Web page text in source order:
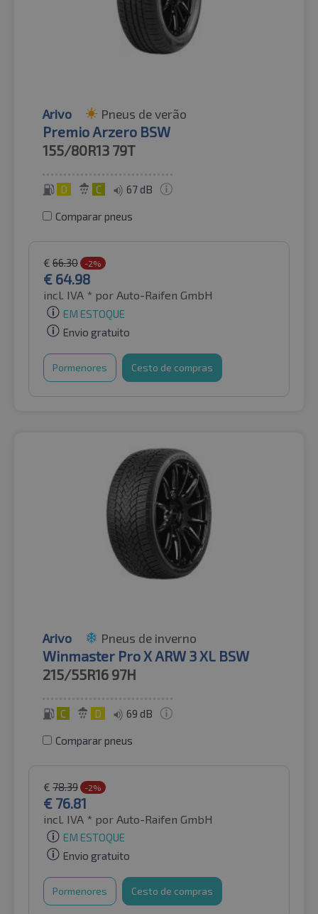
Arivo Pneus de verão
Premio Arzero BSW
155/80R13 79T
D C 67 dB
Comparar pneus
€ 66.30 -2%
€ 64.98
incl. IVA * por Auto-Raifen GmbH
EM ESTOQUE
Envio gratuito
Pormenores Cesto de compras
Arivo Pneus de inverno
Winmaster Pro X ARW 3 XL BSW
215/55R16 97H
C D 69 dB
Comparar pneus
€ 78.39 -2%
€ 76.81
incl. IVA * por Auto-Raifen GmbH
EM ESTOQUE
Envio gratuito
Pormenores Cesto de compras